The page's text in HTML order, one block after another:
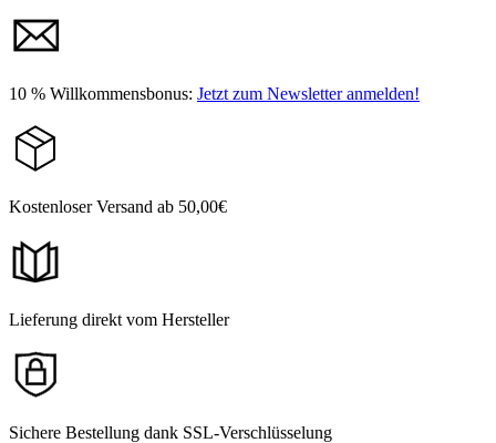
10 % Willkommensbonus: Jetzt zum Newsletter anmelden!
Kostenloser Versand ab 50,00€
Lieferung direkt vom Hersteller
Sichere Bestellung dank SSL-Verschlüsselung